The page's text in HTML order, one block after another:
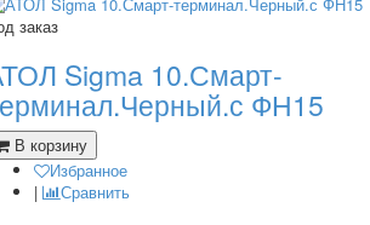
заказ
Sigma 10.Смарт-
ФН15
В корзину
Избранное
|
Сравнить